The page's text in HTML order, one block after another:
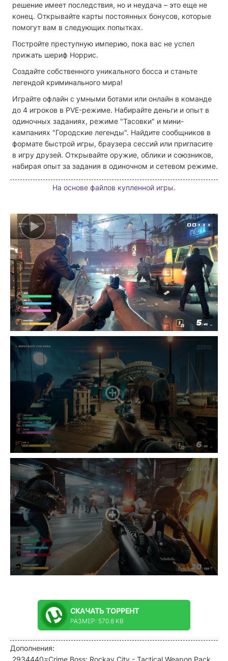
решение имеет последствия, но и неудача – это еще не
конец. Открывайте карты постоянных бонусов, которые
помогут вам в следующих попытках.
Постройте преступную империю, пока вас не успел
прижать шериф Норрис.
Создайте собственного уникального босса и станьте
легендой криминального мира!
Играйте офлайн с умными ботами или онлайн в команде
до 4 игроков в PVE-режиме. Набирайте деньги и опыт в
одиночных заданиях, режиме "Тасовки" и мини-
кампаниях "Городские легенды". Найдите сообщников в
формате быстрой игры, браузера сессий или пригласите
в игру друзей. Открывайте оружие, облики и союзников,
набирая опыт за задания в одиночном и сетевом режиме.
На основе файлов купленной игры.
СКАЧАТЬ ТОРРЕНТ
РАЗМЕР: 570.8 KB
Дополнения:
2934440=Crime Boss: Rockay City - Tactical Weapon Pack